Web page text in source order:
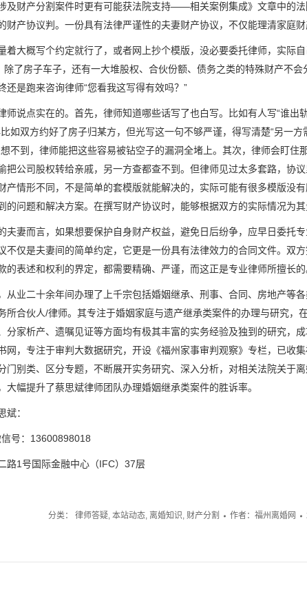
及财产分割案件时更有可能获法院支持——相关案例集成》文章中的
财产协议判。一份具有法律严谨性的夫妻财产协议，不仅能理清家庭
着大概写个约定就行了，或者网上抄个模版，没必要委托律师，实际
除了房子车子，还有一大堆股权、合伙份额、债务之类的特殊财产不
还是跑来咨询律师“您看我这写得有效吗？”
师说点实在的。首先，律师知道哪些话写了也白写。比如有人写“谁出
如双方约好了房子归某方，但光写这一句不够严谨，得写清楚“另一
不到，律师能把这些容易被钻空子的漏洞全堵上。其次，律师会盯住
把公司股权转给亲戚，另一方查都查不到。但律师见过太多套路，协
产情形不同，不是简单的套模版就能解决的，实际可能有很多模版没
的问题和解决方案。在撰写财产协议时，能够根据双方的实际情况为其
夫妻而言，如果想要保护自身财产权益，避免日后纷争，应早日委托
不仅是夫妻间的简单约定，它更是一份具有法律效力的合同文件。双
的表述和权利的界定，都需要精确、严谨，而这正是专业律师所擅长的
从业二十余年间办理了上千宗包括婚姻继承、刑事、合同、房地产等
所合伙人/律师。其专注于婚姻家庭与遗产继承类案件的办理与研究，
分家析产、遗嘱见证等方面均有极其丰富的实务经验及独到的研究，
网，专注于审判大数据研究，开设《福州家事审判观察》专栏，已收
门别类、区分专题，不断展开实务研究、深入分析，对相关法院关于
大幅提升了蔡思斌律师团队办理婚姻继承类案件的胜诉率。
斌：
号：13600898018
路1号国际金融中心（IFC）37层
分类： 律师答疑, 本站动态, 离婚知识, 财产分割 作者： 福州离婚网